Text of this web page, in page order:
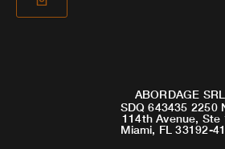
ABORDAGE SRL
SDQ 643435 2250
114th Avenue, Ste
Miami, FL 33192-